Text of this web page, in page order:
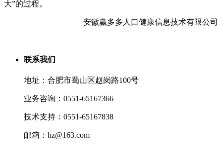
大”的过程。
安徽赢多多人口健康信息技术有限公司
联系我们
地址：合肥市蜀山区赵岗路100号
业务咨询：0551-65167366
技术支持：0551-65167838
邮箱：hz@163.com